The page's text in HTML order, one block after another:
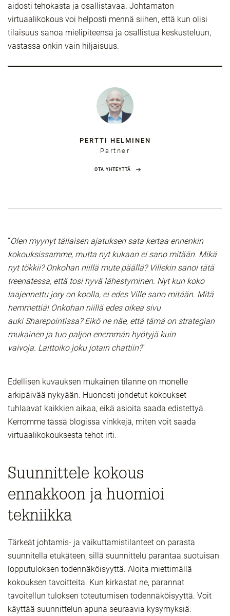
aidosti tehokasta ja osallistavaa. Johtamaton
virtuaalikokous voi helposti mennä siihen, että kun olisi
tilaisuus sanoa mielipiteensä ja osallistua keskusteluun,
vastassa onkin vain hiljaisuus.
PERTTI HELMINEN
Partner
OTA YHTEYTTÄ
”Olen myynyt tällaisen ajatuksen sata kertaa ennenkin
kokouksissamme, mutta nyt kukaan ei sano mitään. Mikä
nyt tökkii? Onkohan niillä mute päällä? Villekin sanoi tätä
treenatessa, että tosi hyvä lähestyminen. Nyt kun koko
laajennettu jory on koolla, ei edes Ville sano mitään. Mitä
hemmettiä! Onkohan niillä edes oikea sivu
auki Sharepointissa? Eikö ne näe, että tämä on strategian
mukainen ja tuo paljon enemmän hyötyjä kuin
vaivoja. Laittoiko joku jotain chattiin?”
Edellisen kuvauksen mukainen tilanne on monelle
arkipäivää nykyään. Huonosti johdetut kokoukset
tuhlaavat kaikkien aikaa, eikä asioita saada edistettyä.
Kerromme tässä blogissa vinkkejä, miten voit saada
virtuaalikokouksesta tehot irti.
Suunnittele kokous
ennakkoon ja huomioi
tekniikka
Tärkeät johtamis- ja vaikuttamistilanteet on parasta
suunnitella etukäteen, sillä suunnittelu parantaa suotuisan
lopputuloksen todennäköisyyttä. Aloita miettimällä
kokouksen tavoitteita. Kun kirkastat ne, parannat
tavoitellun tuloksen toteutumisen todennäköisyyttä. Voit
käyttää suunnittelun apuna seuraavia kysymyksiä: